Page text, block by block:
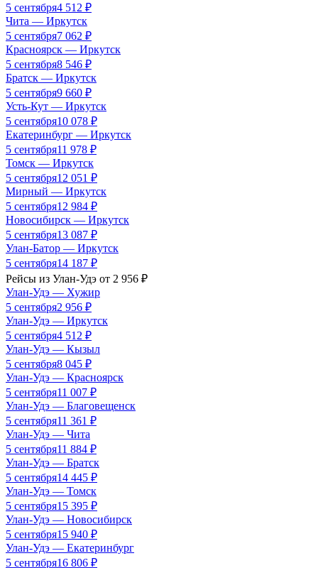
5 сентября4 512 ₽
Чита — Иркутск
5 сентября7 062 ₽
Красноярск — Иркутск
5 сентября8 546 ₽
Братск — Иркутск
5 сентября9 660 ₽
Усть-Кут — Иркутск
5 сентября10 078 ₽
Екатеринбург — Иркутск
5 сентября11 978 ₽
Томск — Иркутск
5 сентября12 051 ₽
Мирный — Иркутск
5 сентября12 984 ₽
Новосибирск — Иркутск
5 сентября13 087 ₽
Улан-Батор — Иркутск
5 сентября14 187 ₽
Рейсы из Улан-Удэ от 2 956 ₽
Улан-Удэ — Хужир
5 сентября2 956 ₽
Улан-Удэ — Иркутск
5 сентября4 512 ₽
Улан-Удэ — Кызыл
5 сентября8 045 ₽
Улан-Удэ — Красноярск
5 сентября11 007 ₽
Улан-Удэ — Благовещенск
5 сентября11 361 ₽
Улан-Удэ — Чита
5 сентября11 884 ₽
Улан-Удэ — Братск
5 сентября14 445 ₽
Улан-Удэ — Томск
5 сентября15 395 ₽
Улан-Удэ — Новосибирск
5 сентября15 940 ₽
Улан-Удэ — Екатеринбург
5 сентября16 806 ₽